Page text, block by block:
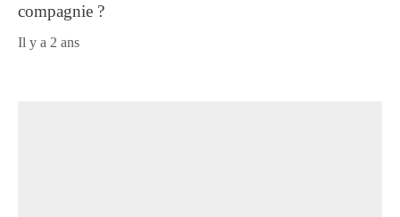
compagnie ?
il y a 2 ans